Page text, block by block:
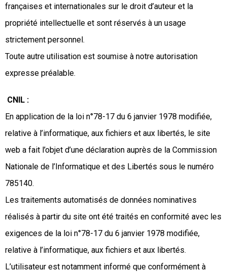
françaises et internationales sur le droit d’auteur et la
propriété intellectuelle et sont réservés à un usage
strictement personnel.
Toute autre utilisation est soumise à notre autorisation
expresse préalable.
CNIL :
En application de la loi n°78-17 du 6 janvier 1978 modifiée,
relative à l’informatique, aux fichiers et aux libertés, le site
web a fait l’objet d’une déclaration auprès de la Commission
Nationale de l’Informatique et des Libertés sous le numéro
785140.
Les traitements automatisés de données nominatives
réalisés à partir du site ont été traités en conformité avec les
exigences de la loi n°78-17 du 6 janvier 1978 modifiée,
relative à l’informatique, aux fichiers et aux libertés.
L’utilisateur est notamment informé que conformément à